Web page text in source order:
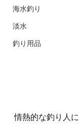
海水釣り
淡水
釣り用品
情熱的な釣り人